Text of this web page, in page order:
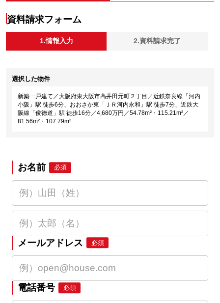
資料請求フォーム
1.情報入力 2.資料請求完了
選択した物件
新築一戸建て／大阪府東大阪市高井田元町２丁目／近鉄奈良線「河内
小阪」駅 徒歩6分、おおさか東「ＪＲ河内永和」駅 徒歩7分、近鉄大
阪線「俊徳道」駅 徒歩16分／4,680万円／54.78m²・115.21m²／
81.56m²・107.79m²
お名前 必須
メールアドレス 必須
電話番号 必須